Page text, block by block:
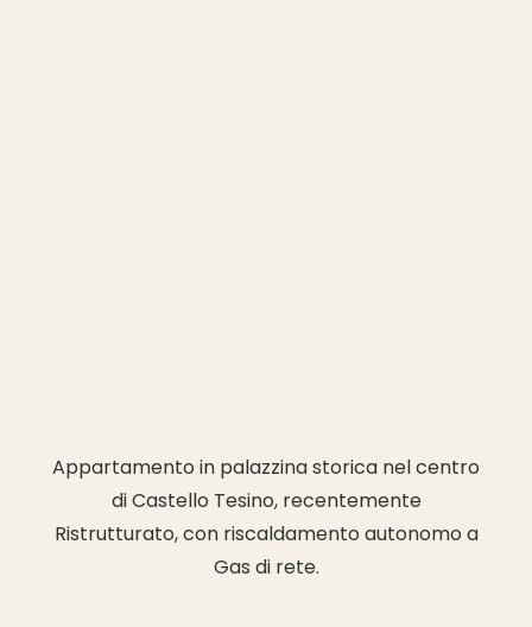
Appartamento in palazzina storica nel centro
di Castello Tesino, recentemente
Ristrutturato, con riscaldamento autonomo a
Gas di rete.